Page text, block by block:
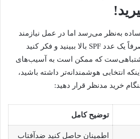
به‌نظر می‌رسد اما در عمل نیازمند
دقت زیادی است. اینکه صرفاً یک عدد SPF بالا ببینید و فکر کنید
اشتباهی‌ست که ممکن است به آسیب‌های
انتخابی هوشمندانه‌تر داشته باشید،
خرید مدنظر قرار دهید:
توضیح کامل
اطمینان حاصل کنید ضدآفتاب